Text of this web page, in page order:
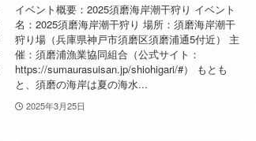
イベント概要：2025須磨海岸潮干狩り イベント
名：2025須磨海岸潮干狩り 場所：須磨海岸潮干
狩り場（兵庫県神戸市須磨区須磨浦通5付近） 主
催：須磨浦漁業協同組合（公式サイト：
https://sumaurasuisan.jp/shiohigari/#） もとも
と、須磨の海岸は夏の海水...
2025年3月25日